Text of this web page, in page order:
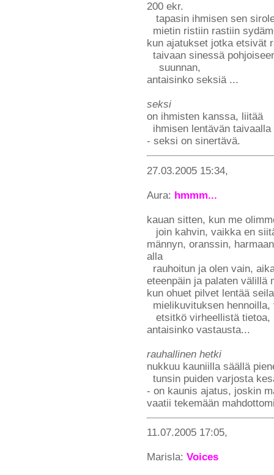
200 ekr.
tapasin ihmisen sen
mietin ristiin rastiin
kun ajatukset jotka etsivät
taivaan sinessä
suunnan,
antaisinko seksiä ...
seksi
on ihmisten kanssa, liitää
ihmisen lentävän taivaalla
- seksi on sinertävä.
27.03.2005 15:34,
Aura: hmmm...
kauan sitten, kun me
join kahvin, vaikka en
männyn, oranssin,
alla
rauhoitun ja olen vain,
eteenpäin ja palaten välillä
kun ohuet pilvet lentää
mielikuvituksen
etsitkö virheellistä tietoa,
antaisinko vastausta...
rauhallinen hetki
nukkuu kauniilla säällä
tunsin puiden varjosta
- on kaunis ajatus, joskin
vaatii tekemään
11.07.2005 17:05,
Marisla: Voices